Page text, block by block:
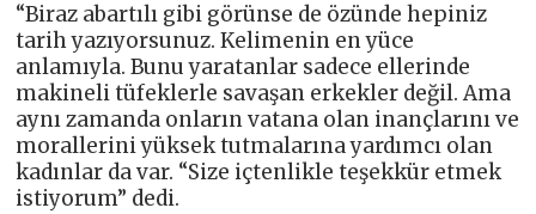
“Biraz abartılı gibi görünse de özünde hepiniz
tarih yazıyorsunuz. Kelimenin en yüce
anlamıyla. Bunu yaratanlar sadece ellerinde
makineli tüfeklerle savaşan erkekler değil. Ama
aynı zamanda onların vatana olan inançlarını ve
morallerini yüksek tutmalarına yardımcı olan
kadınlar da var. “Size içtenlikle teşekkür etmek
istiyorum” dedi.